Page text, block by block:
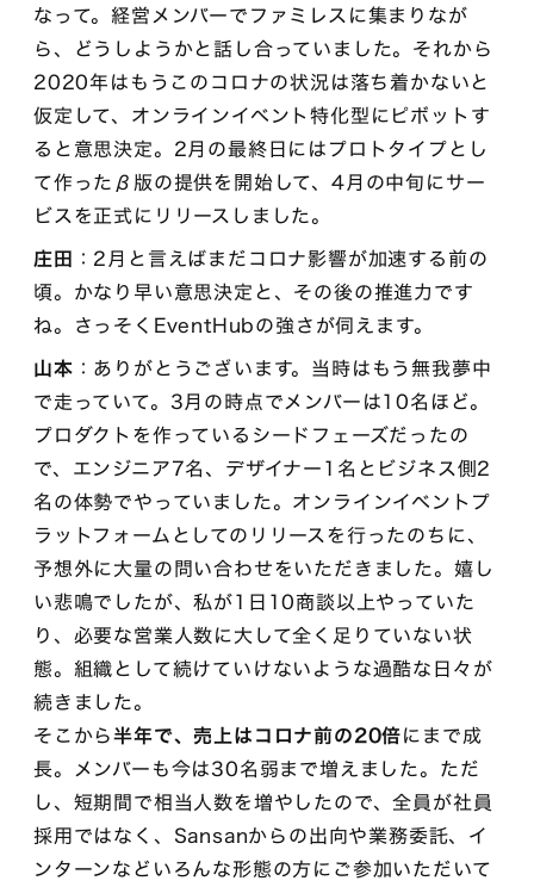
なって。経営メンバーでファミレスに集まりなが
ら、どうしようかと話し合っていました。それから
2020年はもうこのコロナの状況は落ち着かないと
仮定して、オンラインイベント特化型にピボットす
ると意思決定。2月の最終日にはプロトタイプとし
て作ったβ版の提供を開始して、4月の中旬にサー
ビスを正式にリリースしました。
庄田 ：2月と言えばまだコロナ影響が加速する前の
頃。かなり早い意思決定と、その後の推進力です
ね。さっそくEventHubの強さが伺えます。
山本 ：ありがとうございます。当時はもう無我夢中
で走っていて。3月の時点でメンバーは10名ほど。
プロダクトを作っているシードフェーズだったの
で、エンジニア7名、デザイナー1名とビジネス側2
名の体勢でやっていました。オンラインイベントプ
ラットフォームとしてのリリースを行ったのちに、
予想外に大量の問い合わせをいただきました。嬉し
い悲鳴でしたが、私が1日10商談以上やっていた
り、必要な営業人数に大して全く足りていない状
態。組織として続けていけないような過酷な日々が
続きました。
そこから半年で、売上はコロナ前の20倍にまで成
長。メンバーも今は30名弱まで増えました。ただ
し、短期間で相当人数を増やしたので、全員が社員
採用ではなく、Sansanからの出向や業務委託、イ
ンターンなどいろんな形態の方にご参加いただいて